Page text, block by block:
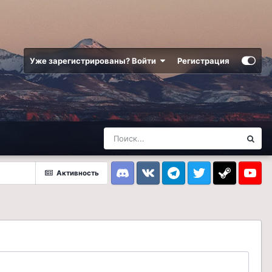
Уже зарегистрированы? Войти Регистрация
Активность
DiscordVK TelegramTwitter Steam